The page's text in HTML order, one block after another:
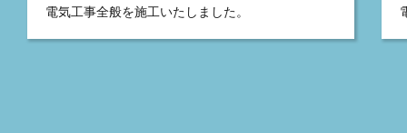
電気工事全般を施工いたしました。